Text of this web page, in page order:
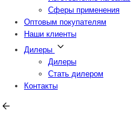
Сферы применения
Оптовым покупателям
Наши клиенты
Дилеры
Дилеры
Стать дилером
Контакты